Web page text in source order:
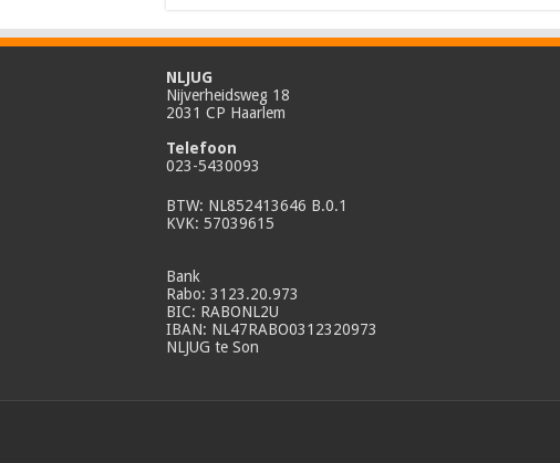
NLJUG
Nijverheidsweg 18
2031 CP Haarlem
Telefoon
023-5430093
BTW: NL852413646 B.0.1
KVK: 57039615
Bank
Rabo: 3123.20.973
BIC: RABONL2U
IBAN: NL47RABO0312320973
NLJUG te Son